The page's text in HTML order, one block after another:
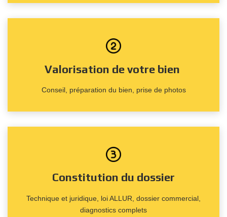
Valorisation de votre bien
Conseil, préparation du bien, prise de photos
Constitution du dossier
Technique et juridique, loi ALLUR, dossier commercial,
diagnostics complets